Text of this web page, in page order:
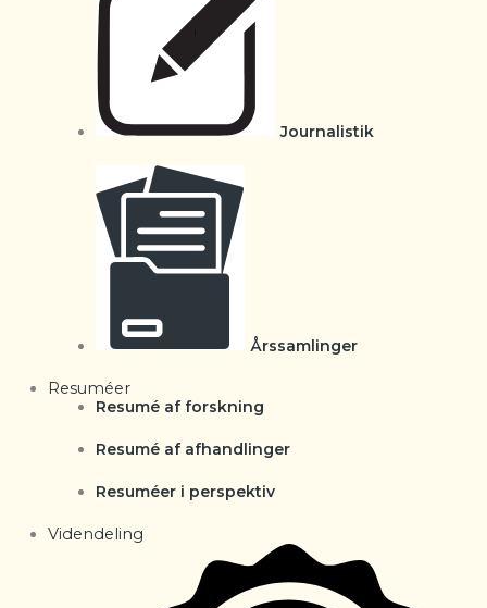
Journalistik
Årssamlinger
Resuméer
Resumé af forskning
Resumé af afhandlinger
Resuméer i perspektiv
Videndeling